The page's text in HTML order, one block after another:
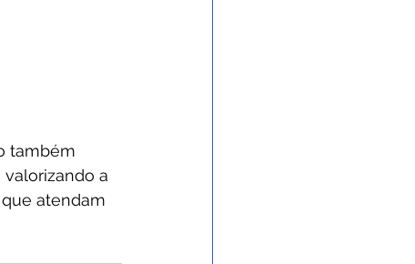
também
a
atendam